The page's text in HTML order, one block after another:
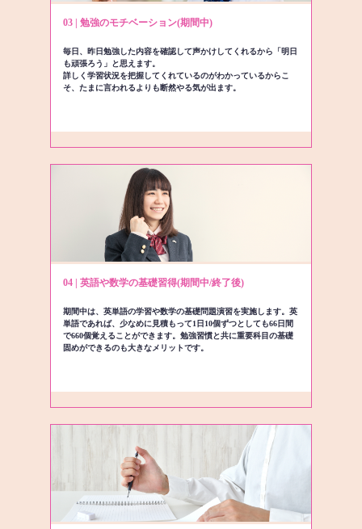
03 | 勉強のモチベーション(期間中)
毎日、昨日勉強した内容を確認して声かけしてくれるから「明日
も頑張ろう」と思えます。
詳しく学習状況を把握してくれているのがわかっているからこ
そ、たまに言われるよりも断然やる気が出ます。
04 | 英語や数学の基礎習得(期間中/終了後)
期間中は、英単語の学習や数学の基礎問題演習を実施します。英
単語であれば、少なめに見積もって1日10個ずつとしても66日間
で660個覚えることができます。勉強習慣と共に重要科目の基礎
固めができるのも大きなメリットです。